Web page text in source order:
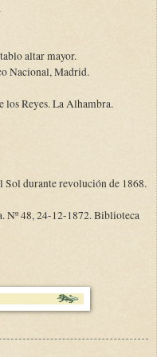
altar mayor.
Nacional, Madrid.
los Reyes. La Alhambra.
durante revolución de 1868.
Nº 48, 24-12-1872. Biblioteca